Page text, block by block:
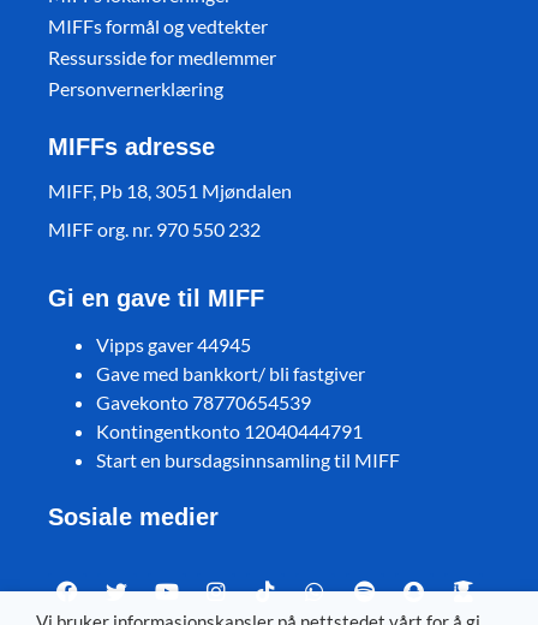
MIFFs formål og vedtekter
Ressursside for medlemmer
Personvernerklæring
MIFFs adresse
MIFF, Pb 18, 3051 Mjøndalen
MIFF org. nr. 970 550 232
Gi en gave til MIFF
Vipps gaver 44945
Gave med bankkort/ bli fastgiver
Gavekonto 78770654539
Kontingentkonto 12040444791
Start en bursdagsinnsamling til MIFF
Sosiale medier